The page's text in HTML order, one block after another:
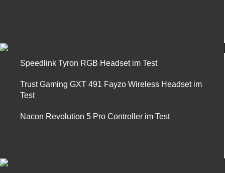
Speedlink Tyron RGB Headset im Test
Trust Gaming GXT 491 Fayzo Wireless Headset im
Test
Nacon Revolution 5 Pro Controller im Test